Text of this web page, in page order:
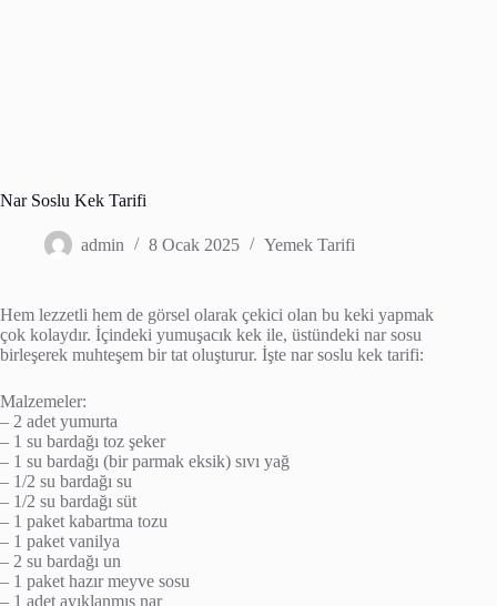
Nar Soslu Kek Tarifi
admin 8 Ocak 2025 Yemek Tarifi
Hem lezzetli hem de görsel olarak çekici olan bu keki yapmak
çok kolaydır. İçindeki yumuşacık kek ile, üstündeki nar sosu
birleşerek muhteşem bir tat oluşturur. İşte nar soslu kek tarifi:
Malzemeler:
– 2 adet yumurta
– 1 su bardağı toz şeker
– 1 su bardağı (bir parmak eksik) sıvı yağ
– 1/2 su bardağı su
– 1/2 su bardağı süt
– 1 paket kabartma tozu
– 1 paket vanilya
– 2 su bardağı un
– 1 paket hazır meyve sosu
– 1 adet ayıklanmış nar